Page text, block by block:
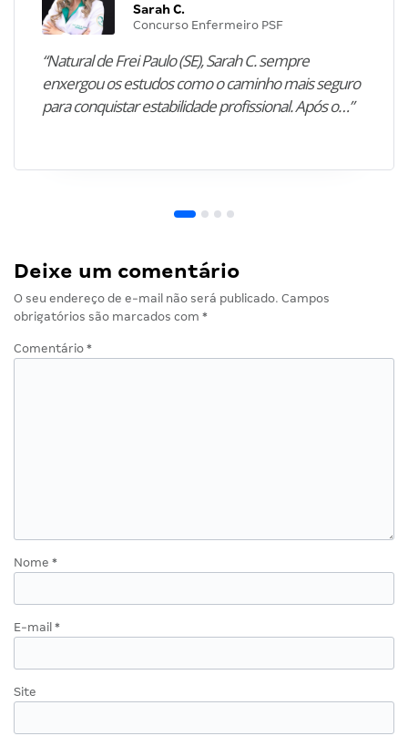
Sarah C.
Concurso Enfermeiro PSF
“Natural de Frei Paulo (SE), Sarah C. sempre
enxergou os estudos como o caminho mais seguro
para conquistar estabilidade profissional. Após o…”
Deixe um comentário
O seu endereço de e-mail não será publicado. Campos
obrigatórios são marcados com *
Comentário *
Nome *
E-mail *
Site